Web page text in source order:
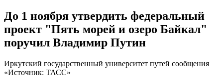
До 1 ноября утвердить федеральный
проект "Пять морей и озеро Байкал"
поручил Владимир Путин
Иркутский государственный университет путей сообщения
«Источник: ТАСС»